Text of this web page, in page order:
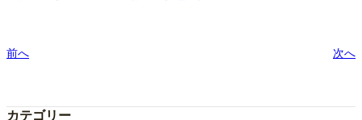
前へ 次へ
カテゴリー